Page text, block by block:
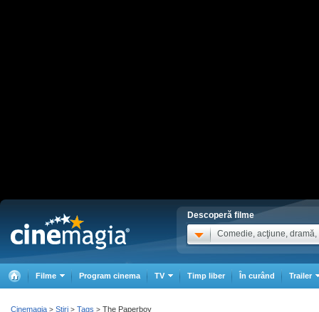
Descoperă filme
Comedie, acţiune, dramă,
Filme Program cinema TV Timp liber În curând Trailer
Cinemagia > Ştiri > Tags > The Paperboy